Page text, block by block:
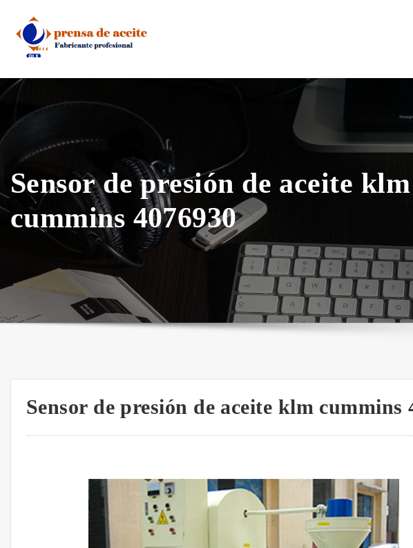
content
Sensor de presión de aceite klm
cummins 4076930
Sensor de presión de aceite klm cummins